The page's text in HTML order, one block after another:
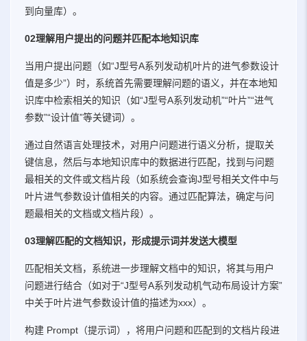
到向量库）。
02理解用户提出的问题并匹配本地知识库
当用户提出问题（如“J型号A系列发动机叶片的进气参数设计
值是多少”）时，系统首先需要理解问题的语义，并在本地知
识库中检索相关的知识（如“J型号A系列发动机”“叶片”“进气
参数”“设计值”等关键词）。
通过自然语言处理技术，对用户问题进行语义分析，提取关
键信息，然后与本地知识库中的数据进行匹配，找到与问题
最相关的文件或文档片段（如系统会查询J型号相关文件中与
叶片进气参数设计值相关的内容。通过匹配算法，确定与问
题最相关的文档或文档片段）。
03理解匹配的文档知识，形成提示词并发送大模型
匹配相关文档，系统进一步理解文档中的知识，将其与用户
问题进行结合（如对于“J型号A系列发动机气动布局设计方案”
中关于叶片进气参数设计值的描述为xxx）。
构建 Prompt（提示词），将用户问题和匹配到的文档片段进